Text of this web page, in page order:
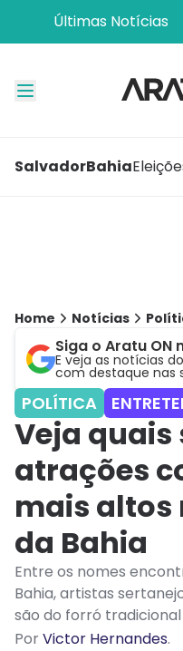
Últimas Notícias
SalvadorBahia
Home Notícias
Siga o Aratu ON
E veja as notícias
com destaque nas
POLÍTICA
Veja quais
atrações
mais altos
da Bahia
Entre os nomes
Bahia, artistas
são do forró
PorVictor Hernandes.